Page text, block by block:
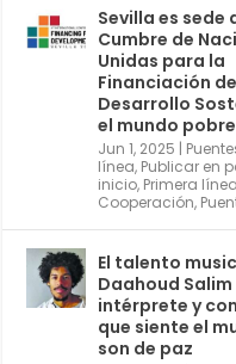
Avata
r
Sevilla World
@worldsevilla ·
La temporada de
científicos
Sevilla este
Conferencia
sobre Catálisis,
Congreso de
Del día 3 al 6,
Metodología de
Sociales y la
5 y 6 Jornadas
Industrial.
4
1
Sevilla es sede
Cumbre de
Unidas para la
Financiación
Desarrollo
el mundo pobre
Jun 1, 2025 |
línea, Publicar en
inicio, Primera
Cooperación,
El talento
Daahoud
intérprete y
que siente el
son de paz